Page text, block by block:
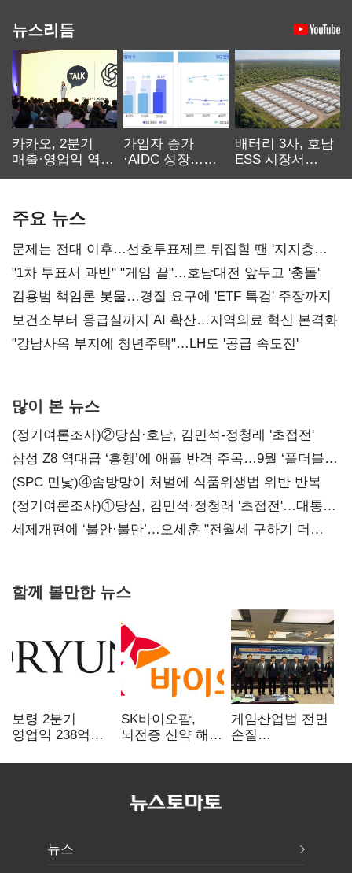
뉴스리듬
카카오, 2분기
매출·영업익 역대
가입자 증가
·AIDC 성장…
배터리 3사, 호남
ESS 시장서
주요 뉴스
문제는 전대 이후…선호투표제로 뒤집힐 땐 '지지층
불복'
"1차 투표서 과반" "게임 끝"…호남대전 앞두고 '충돌'
김용범 책임론 봇물…경질 요구에 'ETF 특검' 주장까지
보건소부터 응급실까지 AI 확산…지역의료 혁신 본격화
"강남사옥 부지에 청년주택"…LH도 '공급 속도전'
많이 본 뉴스
(정기여론조사)②당심·호남, 김민석-정청래 '초접전'
삼성 Z8 역대급 ‘흥행’에 애플 반격 주목…9월 ‘폴더블
대전’
(SPC 민낯)④솜방망이 처벌에 식품위생법 위반 반복
(정기여론조사)①당심, 김민석·정청래 '초접전'…대통령
지지도 '50% 아래로'(종합)
세제개편에 ‘불안·불만’…오세훈 "전월세 구하기 더
함께 볼만한 뉴스
보령 2분기
영업익 238억…
SK바이오팜,
뇌전증 신약 해외
차세대 신약 개발
게임산업법 전면
손질
규제 걷고
뉴스